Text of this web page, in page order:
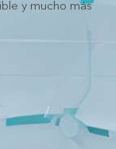
y mucho más